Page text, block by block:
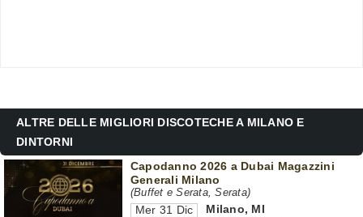
ALTRE DELLE MIGLIORI DISCOTECHE A MILANO E
DINTORNI
Capodanno 2026 a Dubai Magazzini
Generali Milano
(Buffet e Serata, Serata)
Mer 31 Dic Milano, MI